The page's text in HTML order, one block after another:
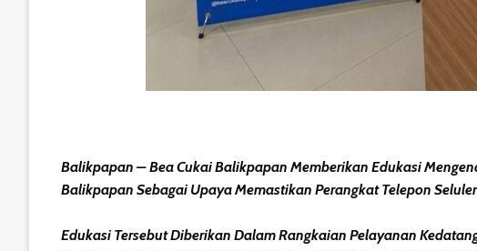
Balikpapan – Bea Cukai Balikpapan Memberikan Edukasi
Balikpapan Sebagai Upaya Memastikan Perangkat Telepon
Edukasi Tersebut Diberikan Dalam Rangkaian Pelayanan